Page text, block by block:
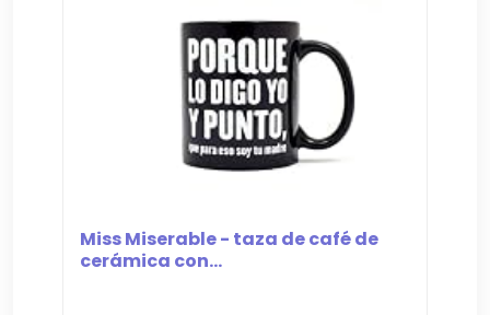
Miss Miserable - taza de café de
cerámica con...